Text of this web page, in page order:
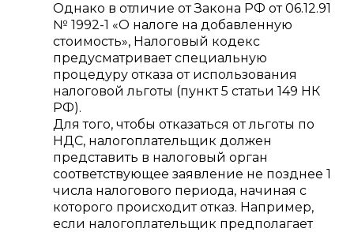
Однако в отличие от Закона РФ от 06.12.91
№ 1992-1 «О налоге на добавленную
стоимость», Налоговый кодекс
предусматривает специальную
процедуру отказа от использования
налоговой льготы (пункт 5 статьи 149 НК
РФ).
Для того, чтобы отказаться от льготы по
НДС, налогоплательщик должен
представить в налоговый орган
соответствующее заявление не позднее 1
числа налогового периода, начиная с
которого происходит отказ. Например,
если налогоплательщик предполагает